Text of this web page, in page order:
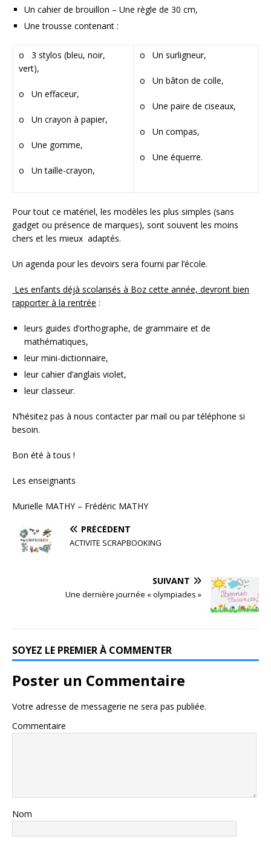
Un cahier de brouillon – Une règle de 30 cm,
Une trousse contenant :
o 3 stylos (bleu, noir,
vert),
o Un effaceur,
o Un crayon à papier,
o Une gomme,
o Un taille-crayon,
o Un surligneur,
o Un bâton de colle,
o Une paire de ciseaux,
o Un compas,
o Une équerre.
Pour tout ce matériel, les modèles les plus simples (sans
gadget ou présence de marques), sont souvent les moins
chers et les mieux adaptés.
Un agenda pour les devoirs sera fourni par l’école.
Les enfants déjà scolarisés à Boz cette année, devront bien
rapporter à la rentrée :
leurs guides d’orthographe, de grammaire et de
mathématiques,
leur mini-dictionnaire,
leur cahier d’anglais violet,
leur classeur.
N’hésitez pas à nous contacter par mail ou par téléphone si
besoin.
Bon été à tous !
Les enseignants
Murielle MATHY – Frédéric MATHY
PRÉCÉDENT
ACTIVITE SCRAPBOOKING
SUIVANT
Une dernière journée « olympiades »
SOYEZ LE PREMIER À COMMENTER
Poster un Commentaire
Votre adresse de messagerie ne sera pas publiée.
Commentaire
Nom